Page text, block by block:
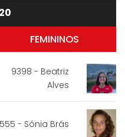
FEMININOS
9398 - Beatriz
Alves
- Sónia Brás